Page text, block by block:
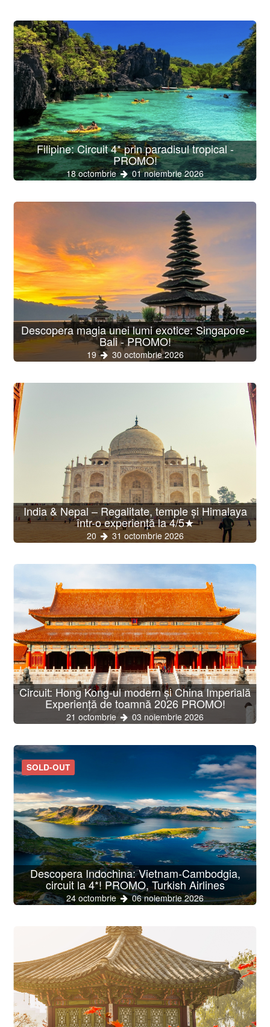
Filipine: Circuit 4* prin paradisul tropical -
PROMO!
18 octombrie 01 noiembrie 2026
Descopera magia unei lumi exotice: Singapore-
Bali - PROMO!
19 30 octombrie 2026
India & Nepal – Regalitate, temple și Himalaya
într-o experiență la 4/5★
20 31 octombrie 2026
Circuit: Hong Kong-ul modern și China Imperială
Experiență de toamnă 2026 PROMO!
21 octombrie 03 noiembrie 2026
SOLD-OUT
Descopera Indochina: Vietnam-Cambodgia,
circuit la 4*! PROMO, Turkish Airlines
24 octombrie 06 noiembrie 2026